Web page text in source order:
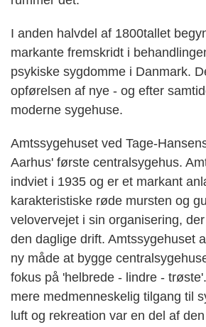
I anden halvdel af 1800tallet
markante fremskridt i
psykiske sygdomme i Danmark.
opførelsen af nye - og efter
moderne sygehuse.
Amtssygehuset ved Tage-
Aarhus' første centralsygehus.
indviet i 1935 og er et markant
karakteristiske røde mursten og
velovervejet i sin organisering,
den daglige drift. Amtssygehuset
ny måde at bygge
fokus på 'helbrede - lindre -
mere medmenneskelig tilgang til
luft og rekreation var en del af